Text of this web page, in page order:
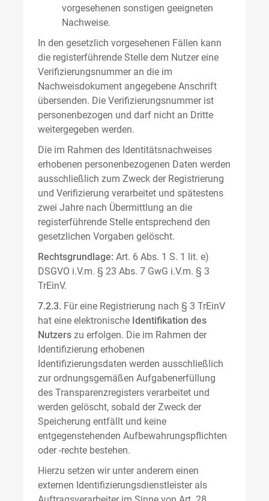
vorgesehenen sonstigen geeigneten
Nachweise.
In den gesetzlich vorgesehenen Fällen kann
die registerführende Stelle dem Nutzer eine
Verifizierungsnummer an die im
Nachweisdokument angegebene Anschrift
übersenden. Die Verifizierungsnummer ist
personenbezogen und darf nicht an Dritte
weitergegeben werden.
Die im Rahmen des Identitätsnachweises
erhobenen personenbezogenen Daten werden
ausschließlich zum Zweck der Registrierung
und Verifizierung verarbeitet und spätestens
zwei Jahre nach Übermittlung an die
registerführende Stelle entsprechend den
gesetzlichen Vorgaben gelöscht.
Rechtsgrundlage: Art. 6 Abs. 1 S. 1 lit. e)
DSGVO i.V.m. § 23 Abs. 7 GwG i.V.m. § 3
TrEinV.
7.2.3. Für eine Registrierung nach § 3 TrEinV
hat eine elektronische Identifikation des
Nutzers zu erfolgen. Die im Rahmen der
Identifizierung erhobenen
Identifizierungsdaten werden ausschließlich
zur ordnungsgemäßen Aufgabenerfüllung
des Transparenzregisters verarbeitet und
werden gelöscht, sobald der Zweck der
Speicherung entfällt und keine
entgegenstehenden Aufbewahrungspflichten
oder -rechte bestehen.
Hierzu setzen wir unter anderem einen
externen Identifizierungsdienstleister als